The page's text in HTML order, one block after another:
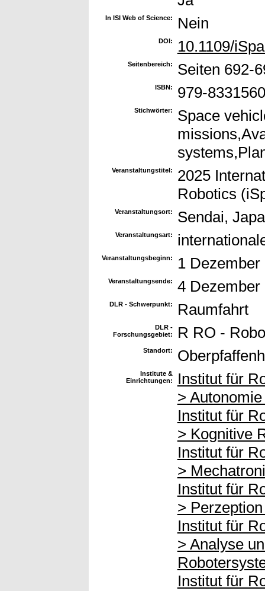
In ISI Web of Science: Nein
DOI: 10.1109/
Seitenbereich: Seiten 692-
ISBN: 979-
Stichwörter:
Space
Veranstaltungstitel:
2025
Robotics
Veranstaltungsort: Sendai,
Veranstaltungsart:
Veranstaltungsbeginn: 1 Dezember
Veranstaltungsende: 4 Dezember
DLR - Schwerpunkt: Raumfahrt
DLR -
Forschungsgebiet:
R RO -
Standort:
Institute &
Einrichtungen:
Institut für
>
Institut für
> Kognitive
Institut für
>
Institut für
>
Institut für
> Analyse
Institut für